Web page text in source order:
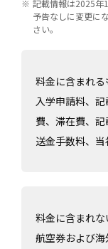
記載情報は2025年
予告なしに変更に
さい。
料金に含まれる
入学申請料、
費、滞在費、
送金手数料、
料金に含まれな
航空券および